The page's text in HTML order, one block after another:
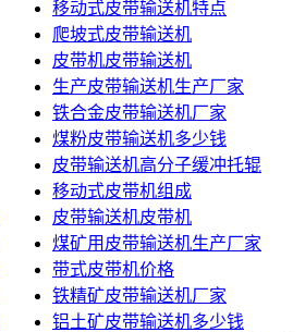
移动式皮带输送机特点
爬坡式皮带输送机
皮带机皮带输送机
生产皮带输送机生产厂家
铁合金皮带输送机厂家
煤粉皮带输送机多少钱
皮带输送机高分子缓冲托辊
移动式皮带机组成
皮带输送机皮带机
煤矿用皮带输送机生产厂家
带式皮带机价格
铁精矿皮带输送机厂家
铝土矿皮带输送机多少钱